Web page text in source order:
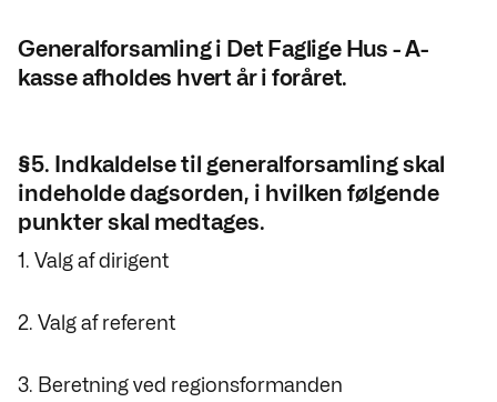
Generalforsamling i Det Faglige Hus - A-
kasse afholdes hvert år i foråret.
§5. Indkaldelse til generalforsamling skal
indeholde dagsorden, i hvilken følgende
punkter skal medtages.
1. Valg af dirigent
2. Valg af referent
3. Beretning ved regionsformanden